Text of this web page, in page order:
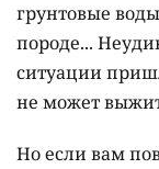
грунтовые
породе...
ситуации
не может
Но если вам